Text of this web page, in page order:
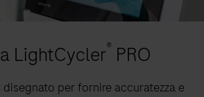
LightCycler® PRO
disegnato per fornire accuratezza e